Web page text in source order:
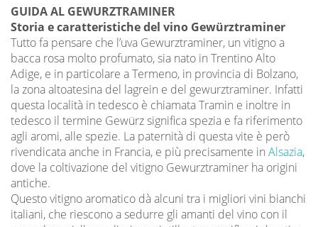
GUIDA AL GEWURZTRAMINER
Storia e caratteristiche del vino Gewürztraminer
Tutto fa pensare che l’uva Gewurztraminer, un vitigno a
bacca rosa molto profumato, sia nato in Trentino Alto
Adige, e in particolare a Termeno, in provincia di Bolzano,
la zona altoatesina del lagrein e del gewurztraminer. Infatti
questa località in tedesco è chiamata Tramin e inoltre in
tedesco il termine Gewürz significa spezia e fa riferimento
agli aromi, alle spezie. La paternità di questa vite è però
rivendicata anche in Francia, e più precisamente in Alsazia,
dove la coltivazione del vitigno Gewurztraminer ha origini
antiche.
Questo vitigno aromatico dà alcuni tra i migliori vini bianchi
italiani, che riescono a sedurre gli amanti del vino con il